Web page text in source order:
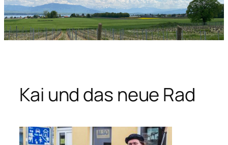
Kai und das neue Rad